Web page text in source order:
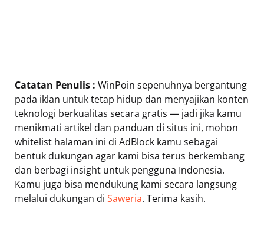
Catatan Penulis : WinPoin sepenuhnya bergantung
pada iklan untuk tetap hidup dan menyajikan konten
teknologi berkualitas secara gratis — jadi jika kamu
menikmati artikel dan panduan di situs ini, mohon
whitelist halaman ini di AdBlock kamu sebagai
bentuk dukungan agar kami bisa terus berkembang
dan berbagi insight untuk pengguna Indonesia.
Kamu juga bisa mendukung kami secara langsung
melalui dukungan di Saweria. Terima kasih.